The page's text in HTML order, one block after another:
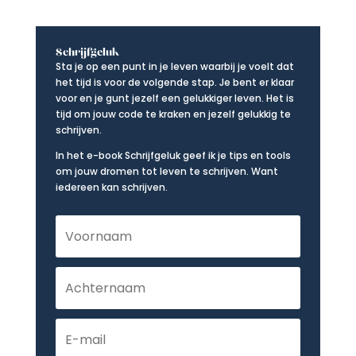
Schrijfgeluk
Sta je op een punt in je leven waarbij je voelt dat
het tijd is voor de volgende stap. Je bent er klaar
voor en je gunt jezelf een gelukkiger leven. Het is
tijd om jouw code te kraken en jezelf gelukkig te
schrijven.
In het e-book Schrijfgeluk geef ik je tips en tools
om jouw dromen tot leven te schrijven. Want
iedereen kan schrijven.